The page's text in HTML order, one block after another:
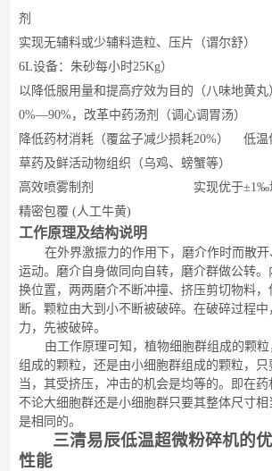
剂
实现无辅料或少辅料造粒、压片（谓尔舒）
6L设备：朱砂每小时25Kg）
以降低服用量和提高疗效为目的（八味地黄丸
0%—90%，改革中药汤剂（调心调胃汤）
降低药材消耗（覆盆子减少损耗20%） 低温
草药及鲜活动物组织（乌鸡、螃蟹等）
高效喷雾制剂 实现优于±1‰
精密包覆 (人工牛黄)
工作原理及结构说明
在外界激振力的作用下，磨介作时而散
运动。磨介自身做同向自转，磨介群做公转
换位置，两两磨介不断冲撞、挤压剪切物料，
断。颗粒由大到小不断被破碎。在破碎过程
力，先被破碎。
由工作原理可知，植物细胞群组成的颗
组成的颗粒，还是由小细胞群组成的颗粒，只
当，其受挤压，冲击的机会是均等的。即在药
不论大细胞群还是小细胞群只要其整体尺寸
是相同的。
三清易辰低温超微粉碎机的
性能